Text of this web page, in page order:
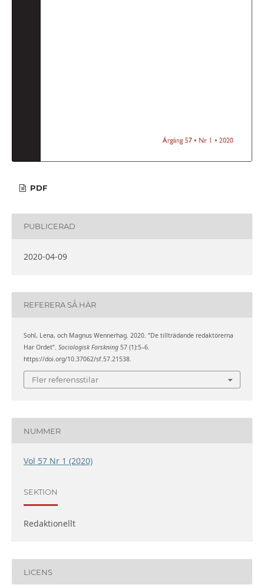
PDF
PUBLICERAD
2020-04-09
REFERERA SÅ HÄR
Sohl, Lena, och Magnus Wennerhag. 2020. ”De tillträdande redaktörerna
Har Ordet”. Sociologisk Forskning57 (1):5–6.
https://doi.org/10.37062/sf.57.21538.
Fler referensstilar
NUMMER
Vol 57 Nr 1 (2020)
SEKTION
Redaktionellt
LICENS